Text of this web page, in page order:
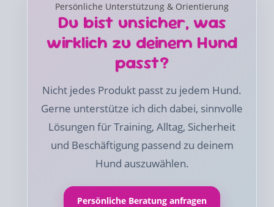
Persönliche Unterstützung & Orientierung
Du bist unsicher, was
wirklich zu deinem Hund
passt?
Nicht jedes Produkt passt zu jedem Hund.
Gerne unterstütze ich dich dabei, sinnvolle
Lösungen für Training, Alltag, Sicherheit
und Beschäftigung passend zu deinem
Hund auszuwählen.
Persönliche Beratung anfragen